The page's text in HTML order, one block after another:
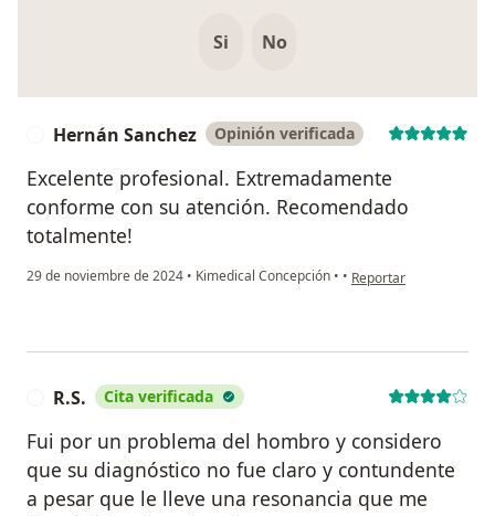
Si No
Hernán Sanchez Opinión verificada
Excelente profesional. Extremadamente
conforme con su atención. Recomendado
totalmente!
29 de noviembre de 2024 • Kimedical Concepción • • en opinión del usuario
Reportar
R.S. Cita verificada
Fui por un problema del hombro y considero
que su diagnóstico no fue claro y contundente
a pesar que le lleve una resonancia que me